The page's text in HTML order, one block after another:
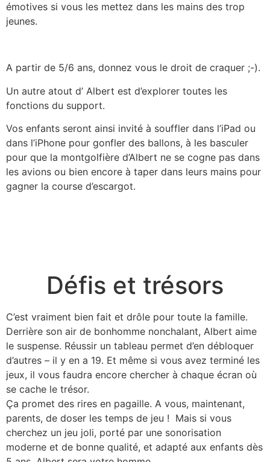
émotives si vous les mettez dans les mains des trop
jeunes.
A partir de 5/6 ans, donnez vous le droit de craquer ;-).
Un autre atout d’ Albert est d’explorer toutes les
fonctions du support.
Vos enfants seront ainsi invité à souffler dans l’iPad ou
dans l’iPhone pour gonfler des ballons, à les basculer
pour que la montgolfière d’Albert ne se cogne pas dans
les avions ou bien encore à taper dans leurs mains pour
gagner la course d’escargot.
Défis et trésors
C’est vraiment bien fait et drôle pour toute la famille.
Derrière son air de bonhomme nonchalant, Albert aime
le suspense. Réussir un tableau permet d’en débloquer
d’autres – il y en a 19. Et même si vous avez terminé les
jeux, il vous faudra encore chercher à chaque écran où
se cache le trésor.
Ça promet des rires en pagaille. A vous, maintenant,
parents, de doser les temps de jeu ! Mais si vous
cherchez un jeu joli, porté par une sonorisation
moderne et de bonne qualité, et adapté aux enfants dès